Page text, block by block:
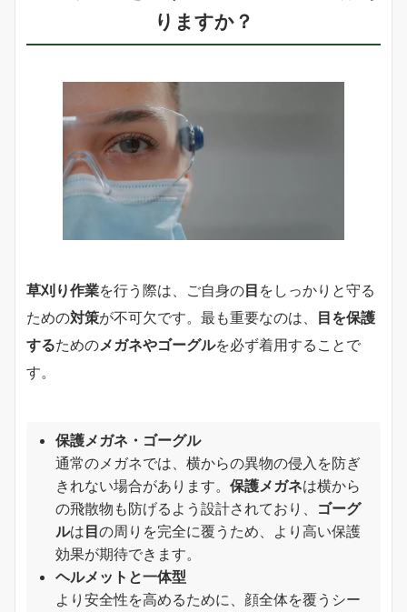
りますか？
草刈り作業を行う際は、ご自身の目 をしっかりと守る
ための対策が不可欠です。最も重要なのは、 目を保護
するためのメガネやゴーグルを必ず着用することで
す。
保護メガネ・ゴーグル
通常のメガネでは、横からの異物の侵入を防ぎ
きれない場合があります。 保護メガネは横から
の飛散物も防げるよう設計されており、 ゴーグ
ルは目の周りを完全に覆うため、より高い保護
効果が期待できます。
ヘルメットと一体型
より安全性を高めるために、顔全体を覆うシー